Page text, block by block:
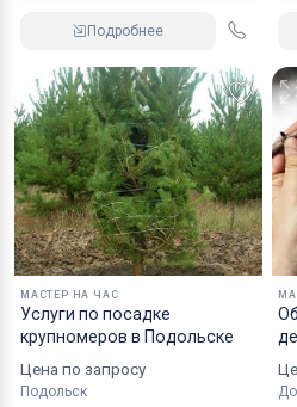
Подробнее
МАСТЕР НА ЧАС
Услуги по посадке
крупномеров в Подольске
Цена по запросу
Подольск